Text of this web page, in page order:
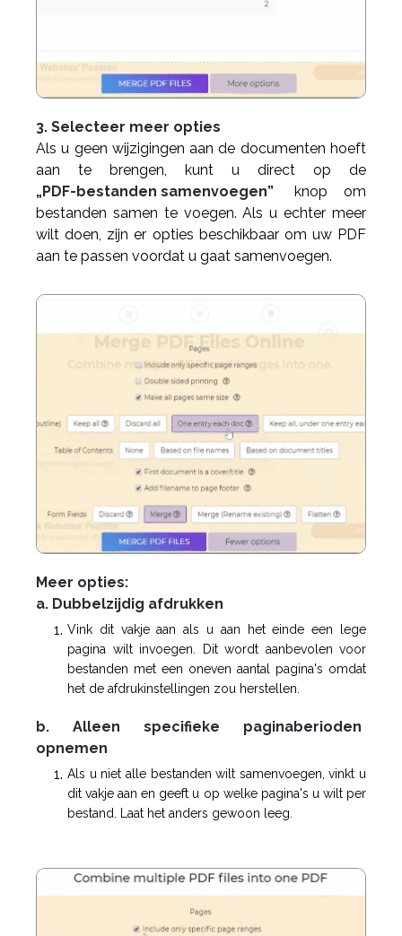
3. Selecteer meer opties
Als u geen wijzigingen aan de documenten hoeft
aan te brengen, kunt u direct op de
„PDF-bestanden samenvoegen”
knop om
bestanden samen te voegen. Als u echter meer
wilt doen, zijn er opties beschikbaar om uw PDF
aan te passen voordat u gaat samenvoegen.
Meer opties:
a. Dubbelzijdig afdrukken
Vink dit vakje aan als u aan het einde een lege
pagina wilt invoegen. Dit wordt aanbevolen voor
bestanden met een oneven aantal pagina's omdat
het de afdrukinstellingen zou herstellen.
b. Alleen specifieke paginaberioden
opnemen
Als u niet alle bestanden wilt samenvoegen, vinkt u
dit vakje aan en geeft u op welke pagina's u wilt per
bestand. Laat het anders gewoon leeg.